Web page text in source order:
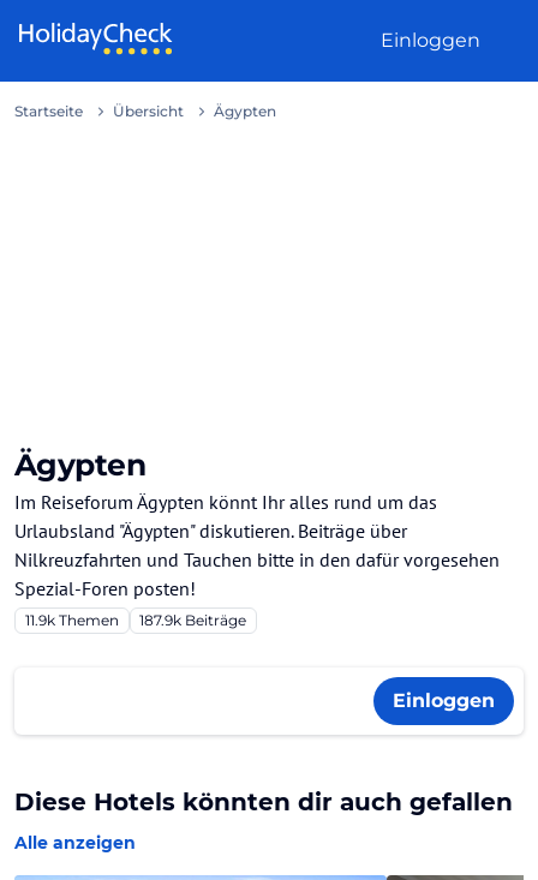
Einloggen
Startseite Übersicht Ägypten
Ägypten
Im Reiseforum Ägypten könnt Ihr alles rund um das
Urlaubsland "Ägypten" diskutieren. Beiträge über
Nilkreuzfahrten und Tauchen bitte in den dafür vorgesehen
Spezial-Foren posten!
11.9k Themen 187.9k Beiträge
Einloggen